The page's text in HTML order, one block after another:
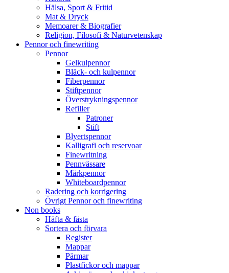
Hälsa, Sport & Fritid
Mat & Dryck
Memoarer & Biografier
Religion, Filosofi & Naturvetenskap
Pennor och finewriting
Pennor
Gelkulpennor
Bläck- och kulpennor
Fiberpennor
Stiftpennor
Överstrykningspennor
Refiller
Patroner
Stift
Blyertspennor
Kalligrafi och reservoar
Finewritning
Pennvässare
Märkpennor
Whiteboardpennor
Radering och korrigering
Övrigt Pennor och finewriting
Non books
Häfta & fästa
Sortera och förvara
Register
Mappar
Pärmar
Plastfickor och mappar